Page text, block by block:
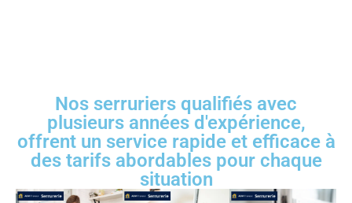
Nos serruriers qualifiés avec
plusieurs années d'expérience,
offrent un service rapide et efficace à
des tarifs abordables pour chaque
situation